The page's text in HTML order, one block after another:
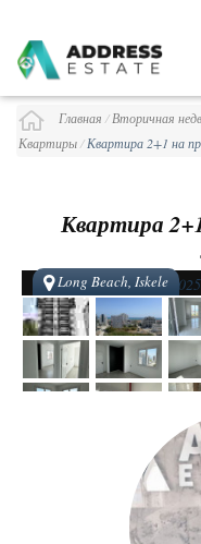
Главная / Вторичная
Квартиры/ Квартира 2+1 на
Квартира
Long Beach, Iskele